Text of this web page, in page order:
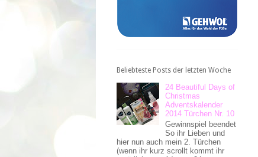
Beliebteste Posts der letzten Woche
24 Beautiful Days of
Christmas
Adventskalender
2014 Türchen Nr. 10
Gewinnspiel beendet
So ihr Lieben und
hier nun auch mein 2. Türchen
(wenn ihr kurz scrollt kommt ihr